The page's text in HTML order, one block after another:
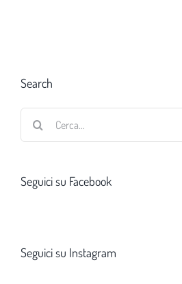
Search
Seguici su Facebook
Seguici su Instagram